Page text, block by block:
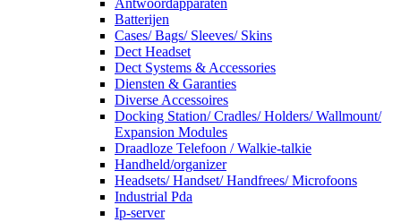
Batterijen
Cases/ Bags/ Sleeves/ Skins
Dect Headset
Dect Systems & Accessories
Diensten & Garanties
Diverse Accessoires
Docking Station/ Cradles/ Holders/ Wallmount/
Expansion Modules
Draadloze Telefoon / Walkie-talkie
Handheld/organizer
Headsets/ Handset/ Handfrees/ Microfoons
Industrial Pda
Ip-server